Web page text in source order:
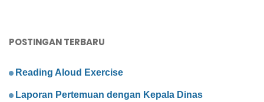
POSTINGAN TERBARU
Reading Aloud Exercise
Laporan Pertemuan dengan Kepala Dinas